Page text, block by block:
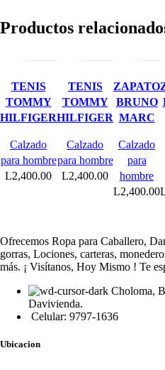
Productos
Seleccionar
opciones
Quick
view
to
Add
to
TENIS
TOMMY
HILFIGER
Calzado
para hombre
L2,400.00
Seleccionar
opciones
Quick
view
Add
to
Add
to
TENIS
TOMMY
HILFIGER
Calzado
para hombre
L2,400.00
opciones
ZAPATO
BRUNO
MARC
Calzado
para
hombre
L2,400.00
Ofrecemos Ropa para Caballero,
gorras, Lociones, carteras,
más. ¡ Visítanos, Hoy Mismo ! Te
Choloma,
Davivienda.
Celular: 9797-1636
Ubicacion